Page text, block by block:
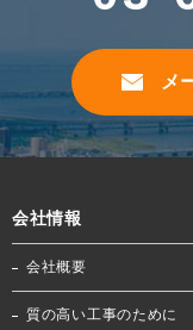
メ
会社情報
会社概要
質の高い工事のために